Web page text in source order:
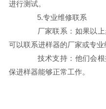
进行测试。
5.专业维修联系
厂家联系：如果以上
可以联系进样器的厂家或专业
技术支持：他们会根
保进样器能够正常工作。